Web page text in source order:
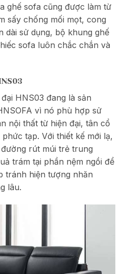
ghế sofa cũng được làm từ
sấy chống mối mọt, cong
dài sử dụng, bộ khung ghế
sofa luôn chắc chắn và
HNS03 đang là sản
vì nó phù hợp sử
nội thất từ hiện đại, tân cổ
tạp. Với thiết kế mới lạ,
rút múi trẻ trung
trám tại phần nệm ngồi để
tránh hiện tượng nhăn
lâu.